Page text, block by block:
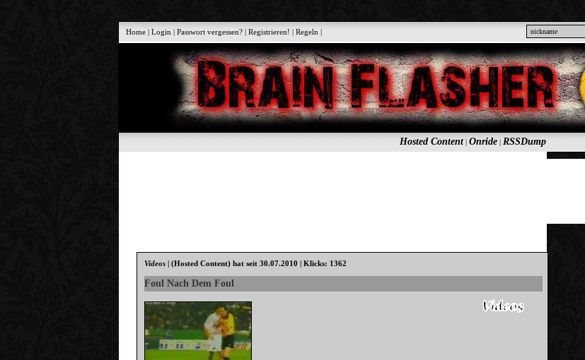
Home |Login |Passwort vergessen? |Registrieren! |Regeln |
Hosted Content| Onride| RSSDump
Videos |(Hosted Content) hat seit 30.07.2010 | Klicks: 1362
Foul Nach Dem Foul